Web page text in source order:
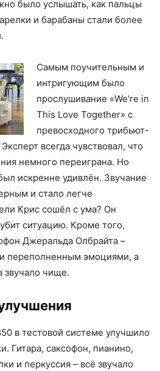
было услышать, как пальцы
и барабаны стали более
Самым поучительным и
интригующим было
прослушивание «We’re in
This Love Together» с
превосходного трибьют-
всегда чувствовал, что
немного переиграна. Но
искренне удивлён. Звучание
и стало легче
Крис сошёл с ума? Он
ситуацию. Кроме того,
Джеральда Олбрайта –
переполненным эмоциями, а
звучало чище.
в тестовой системе улучшило
Гитара, саксофон, пианино,
и перкуссия – всё звучало